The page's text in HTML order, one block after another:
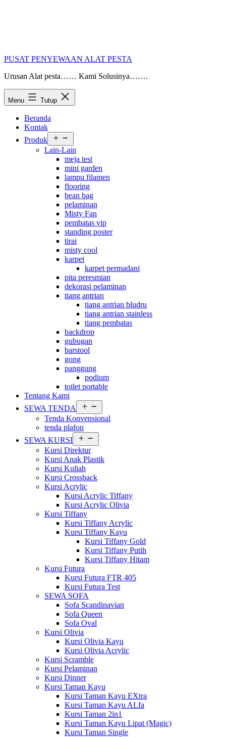
PUSAT PENYEWAAN ALAT PESTA
Urusan Alat pesta…… Kami Solusinya…….
Menu Tutup
Beranda
Kontak
Produk
menu
Lain-Lain
meja test
mini garden
lampu filamen
flooring
bean bag
pelaminan
Misty Fan
pembatas vip
standing poster
tirai
misty cool
karpet
karpet permadani
pita peresmian
dekorasi pelaminan
tiang antrian
tiang antrian bludru
tiang antrian stainless
tiang pembatas
backdrop
gubugan
barstool
gong
panggung
podium
toilet portable
Tentang Kami
SEWA TENDA
menu
Tenda Konvensional
tenda plafon
SEWA KURSI
menu
Kursi Direktur
Kursi Anak Plastik
Kursi Kuliah
Kursi Crossback
Kursi Acrylic
Kursi Acrylic Tiffany
Kursi Acrylic Olivia
Kursi Tiffany
Kursi Tiffany Acrylic
Kursi Tiffany Kayu
Kursi Tiffany Gold
Kursi Tiffany Putih
Kursi Tiffany Hitam
Kursi Futura
Kursi Futura FTR 405
Kursi Futura Test
SEWA SOFA
Sofa Scandinavian
Sofa Queen
Sofa Oval
Kursi Olivia
Kursi Olivia Kayu
Kursi Olivia Acrylic
Kursi Scramble
Kursi Pelaminan
Kursi Dinner
Kursi Taman Kayu
Kursi Taman Kayu EXtra
Kursi Taman Kayu ALfa
Kursi Taman 2in1
Kursi Taman Kayu Lipat (Magic)
Kursi Taman Single